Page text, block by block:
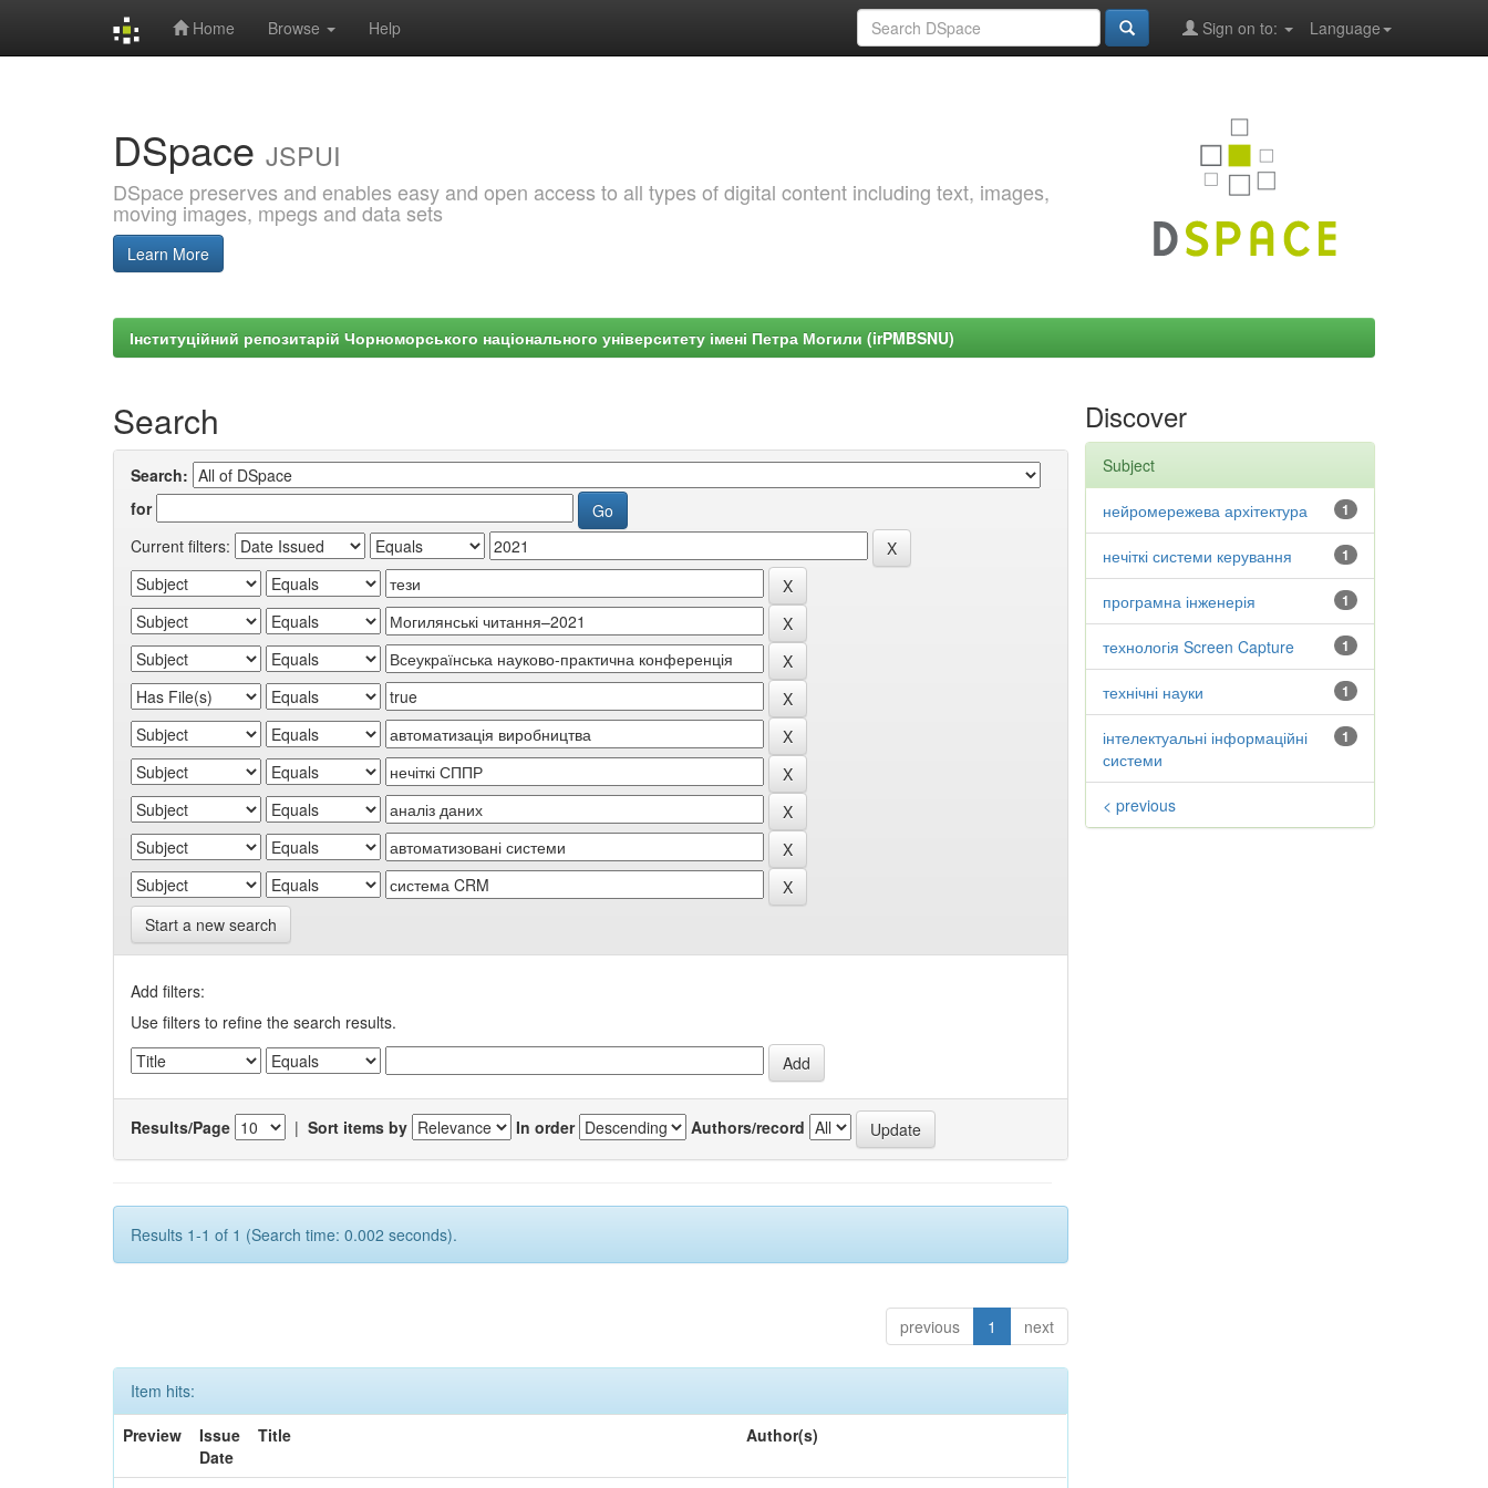
Home Browse Help Language
Sign on to:
DSpace JSPUI
DSpace preserves and enables easy and open access to all types of digital content including text, images,
moving images, mpegs and data sets
Learn More
Інституційний репозитарій Чорноморського національного університету імені Петра Могили (irPMBSNU)
Search
Search:
for
Current filters:
Start a new search
Add filters:
Use filters to refine the search results.
Results/Page | Sort items by In order Authors/record
Results 1-1 of 1 (Search time: 0.002 seconds).
previous 1 next
Item hits:
Preview
Issue
Date
Title Author(s)
Discover
Subject
1
нейромережева архітектура
1
нечіткі системи керування
1
програмна інженерія
1
технологія Screen Capture
1
технічні науки
1
інтелектуальні інформаційні
системи
< previous